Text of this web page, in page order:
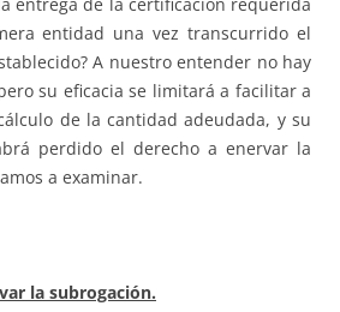
entrega de la certificación requerida
entidad una vez transcurrido el
A nuestro entender no hay
su eficacia se limitará a facilitar a
de la cantidad adeudada, y su
perdido el derecho a enervar la
a examinar.
la subrogación.